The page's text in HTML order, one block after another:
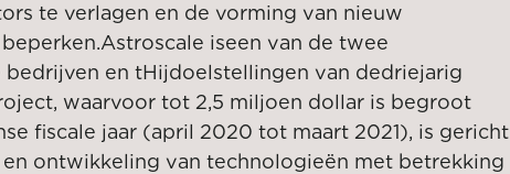
te verlagen en de vorming van nieuw
Astroscale iseen van de twee
bedrijven en tHijdoelstellingen van dedriejarig
waarvoor tot 2,5 miljoen dollar is begroot
fiscale jaar (april 2020 tot maart 2021), is gericht
ontwikkeling van technologieën met betrekking